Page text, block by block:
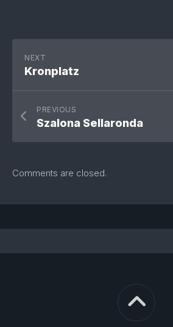
NEXT
Kronplatz
PREVIOUS
Szalona Sellaronda
Comments are closed.